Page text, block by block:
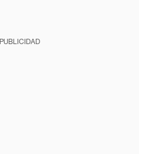
PUBLICIDAD